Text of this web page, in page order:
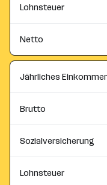
Lohnsteuer
Netto
Jährliches
Brutto
Sozialversicherung
Lohnsteuer